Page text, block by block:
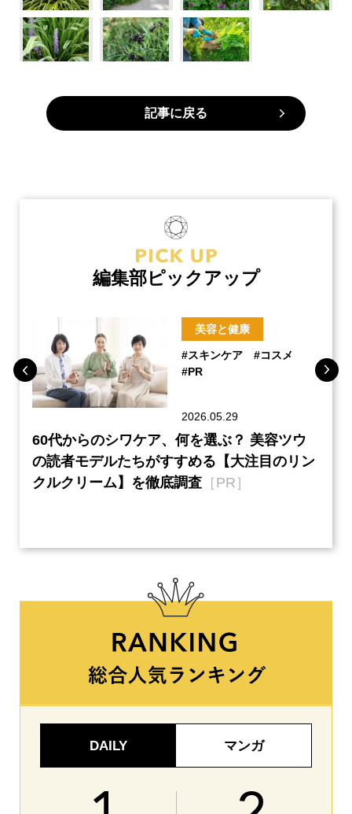
記事に戻る
編集部ピックアップ
美容と健康
#スキンケア
#コスメ
#PR
2026.05.29
60代からのシワケア、何を選ぶ？ 美容ツウ
の読者モデルたちがすすめる【大注目のリン
クルクリーム】を徹底調査 ［PR］
DAILY マンガ